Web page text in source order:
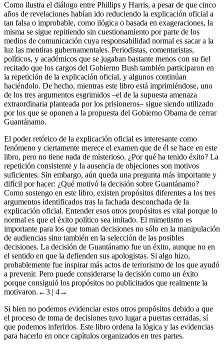
Como ilustra el diálogo entre Phillips y Harris, a pesar de que cinco
años de revelaciones habían ido reduciendo la explicación oficial a
tan falsa o improbable, como ilógica o basada en exageraciones, la
misma se sigue repitiendo sin cuestionamiento por parte de los
medios de comunicación cuya responsabilidad normal es sacar a la
luz las mentiras gubernamentales. Periodistas, comentaristas,
políticos, y académicos que se jugaban bastante menos con su fiel
recitado que los cargos del Gobierno Bush también participaron en
la repetición de la explicación oficial, y algunos continúan
haciéndolo. De hecho, mientras este libro está imprimiéndose, uno
de los tres argumentos esgrimidos –el de la supuesta amenaza
extraordinaria planteada por los prisioneros– sigue siendo utilizado
por los que se oponen a la propuesta del Gobierno Obama de cerrar
Guantánamo.
El poder retórico de la explicación oficial es interesante como
fenómeno y ciertamente merece el examen que de él se hace en este
libro, pero no tiene nada de misterioso. ¿Por qué ha tenido éxito? La
repetición consistente y la ausencia de objeciones son motivos
suficientes. Sin embargo, aún queda una pregunta más importante y
difícil por hacer: ¿Qué motivó la decisión sobre Guantánamo?
Como sostengo en este libro, existen propósitos diferentes a los tres
argumentos identificados tras la fachada desconchada de la
explicación oficial. Entender esos otros propósitos es vital porque lo
normal es que el éxito político sea imitado. El mimetismo es
importante para los que toman decisiones no sólo en la manipulación
de audiencias sino también en la selección de las posibles
decisiones. La decisión de Guantánamo fue un éxito, aunque no en
el sentido en que la defienden sus apologistas. Si algo hizo,
probablemente fue inspirar más actos de terrorismo de los que ayudó
a prevenir. Pero puede considerarse la decisión como un éxito
porque consiguió los propósitos no publicitados que realmente la
motivaron. ←3 | 4→
Si bien no podemos evidenciar estos otros propósitos debido a que
el proceso de toma de decisiones tuvo lugar a puertas cerradas, sí
que podemos inferirlos. Este libro ordena la lógica y las evidencias
para hacerlo en once capítulos organizados en tres partes.